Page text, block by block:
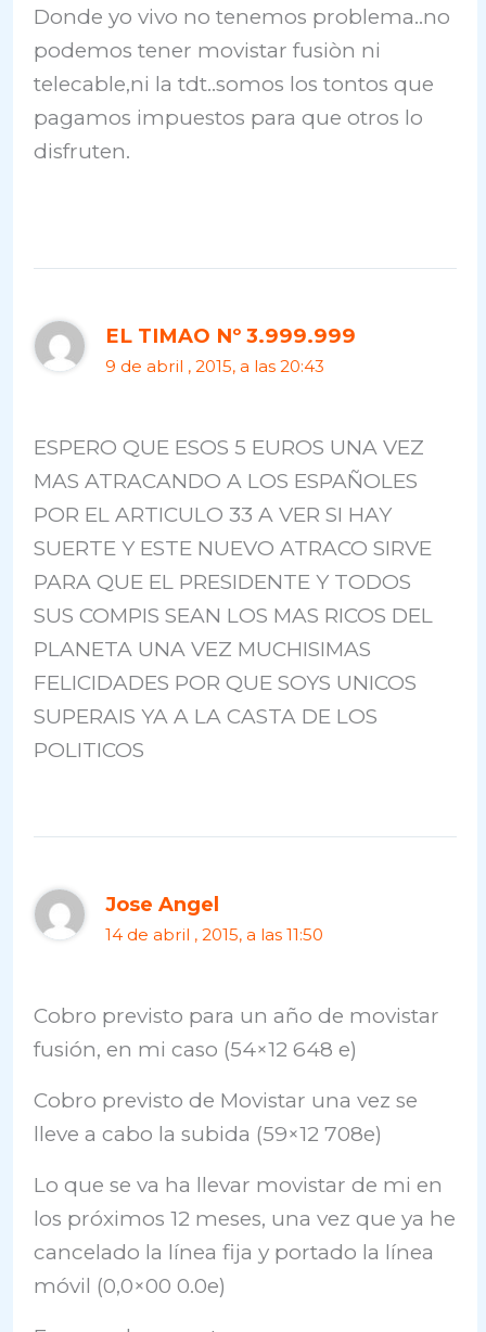
Donde yo vivo no tenemos problema..no
podemos tener movistar fusiòn ni
telecable,ni la tdt..somos los tontos que
pagamos impuestos para que otros lo
disfruten.
EL TIMAO Nº 3.999.999
9 de abril , 2015, a las 20:43
ESPERO QUE ESOS 5 EUROS UNA VEZ
MAS ATRACANDO A LOS ESPAÑOLES
POR EL ARTICULO 33 A VER SI HAY
SUERTE Y ESTE NUEVO ATRACO SIRVE
PARA QUE EL PRESIDENTE Y TODOS
SUS COMPIS SEAN LOS MAS RICOS DEL
PLANETA UNA VEZ MUCHISIMAS
FELICIDADES POR QUE SOYS UNICOS
SUPERAIS YA A LA CASTA DE LOS
POLITICOS
Jose Angel
14 de abril , 2015, a las 11:50
Cobro previsto para un año de movistar
fusión, en mi caso (54×12 648 e)
Cobro previsto de Movistar una vez se
lleve a cabo la subida (59×12 708e)
Lo que se va ha llevar movistar de mi en
los próximos 12 meses, una vez que ya he
cancelado la línea fija y portado la línea
móvil (0,0×00 0.0e)